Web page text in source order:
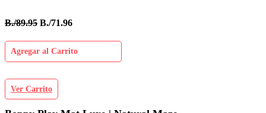
B./89.95 B./71.96
Agregar al Carrito
Ver Carrito